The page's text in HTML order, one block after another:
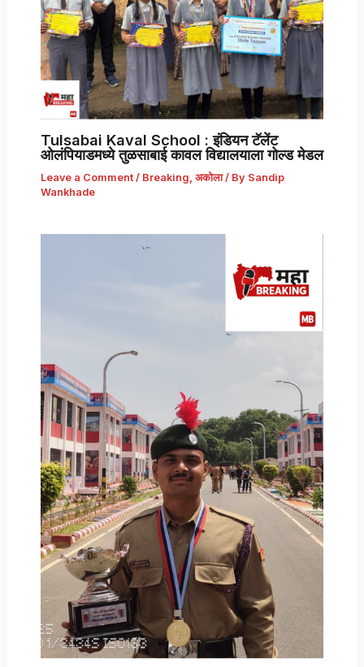
Tulsabai Kaval School : इंडियन टॅलेंट
ओलंपियाडमध्ये तुळसाबाई कावल विद्यालयाला गोल्ड मेडल
Leave a Comment / Breaking, अकोला/ By Sandip
Wankhade